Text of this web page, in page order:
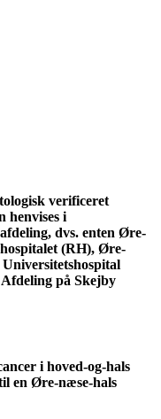
verificeret
henvises i
dvs. enten Øre-
(RH), Øre-
på Skejby
i hoved-og-hals
en Øre-næse-hals